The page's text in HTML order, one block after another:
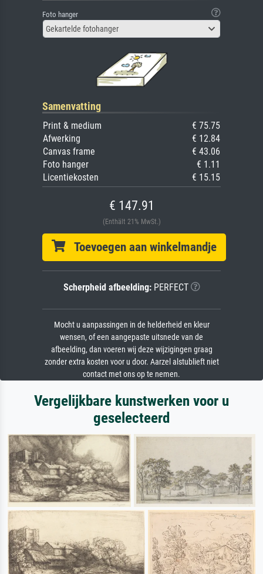
Foto hanger
Gekartelde fotohanger
Samenvatting
Print & medium
€ 75.75
Afwerking
€ 12.84
Canvas frame
€ 43.06
Foto hanger
€ 1.11
Licentiekosten
€ 15.15
€ 147.91
(Enthält 21% MwSt.)
Toevoegen aan winkelmandje
Scherpheid afbeelding:PERFECT
Mocht u aanpassingen in de helderheid en kleur
wensen, of een aangepaste uitsnede van de
afbeelding, dan voeren wij deze wijzigingen graag
zonder extra kosten voor u door. Aarzel alstublieft niet
contact met ons op te nemen.
Vergelijkbare kunstwerken voor u
geselecteerd